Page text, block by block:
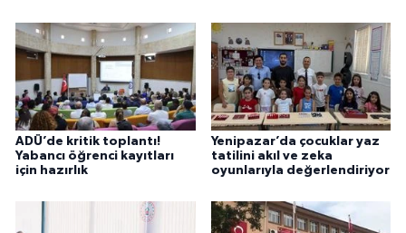
ADÜ’de kritik toplantı!
Yabancı öğrenci kayıtları
için hazırlık
Yenipazar’da çocuklar yaz
tatilini akıl ve zeka
oyunlarıyla değerlendiriyor